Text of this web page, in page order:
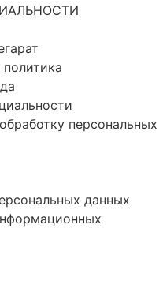
персональных
данных